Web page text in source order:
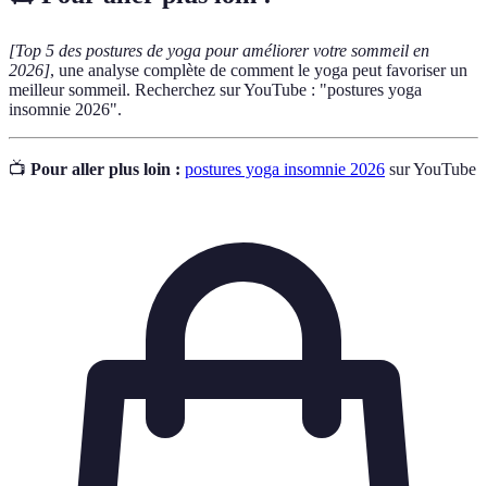
[Top 5 des postures de yoga pour améliorer votre sommeil en
2026], une analyse complète de comment le yoga peut favoriser un
meilleur sommeil. Recherchez sur YouTube : "postures yoga
insomnie 2026".
📺 Pour aller plus loin : postures yoga insomnie 2026 sur YouTube